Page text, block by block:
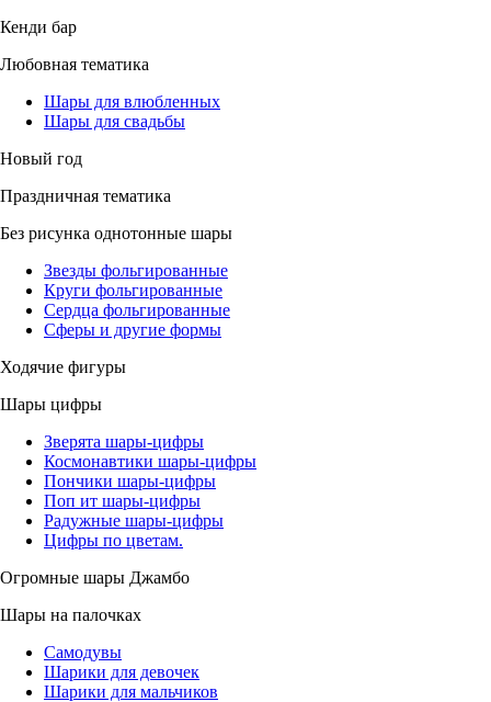
Кенди бар
Любовная тематика
Шары для влюбленных
Шары для свадьбы
Новый год
Праздничная тематика
Без рисунка однотонные шары
Звезды фольгированные
Круги фольгированные
Сердца фольгированные
Сферы и другие формы
Ходячие фигуры
Шары цифры
Зверята шары-цифры
Космонавтики шары-цифры
Пончики шары-цифры
Поп ит шары-цифры
Радужные шары-цифры
Цифры по цветам.
Огромные шары Джамбо
Шары на палочках
Самодувы
Шарики для девочек
Шарики для мальчиков